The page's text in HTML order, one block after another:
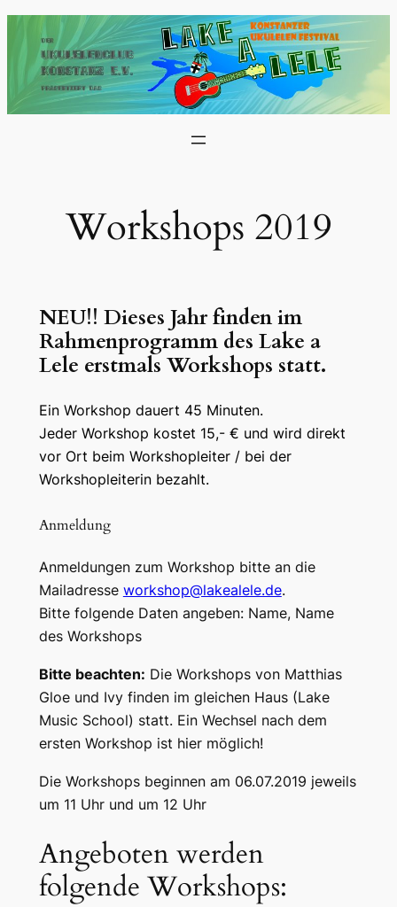
Zum
Inhalt
springen
Workshops 2019
NEU!! Dieses Jahr finden im
Rahmenprogramm des Lake a
Lele erstmals Workshops statt.
Ein Workshop dauert 45 Minuten.
Jeder Workshop kostet 15,- € und wird direkt
vor Ort beim Workshopleiter / bei der
Workshopleiterin bezahlt.
Anmeldung
Anmeldungen zum Workshop bitte an die
Mailadresse workshop@lakealele.de.
Bitte folgende Daten angeben: Name, Name
des Workshops
Bitte beachten: Die Workshops von Matthias
Gloe und Ivy finden im gleichen Haus (Lake
Music School) statt. Ein Wechsel nach dem
ersten Workshop ist hier möglich!
Die Workshops beginnen am 06.07.2019 jeweils
um 11 Uhr und um 12 Uhr
Angeboten werden
folgende Workshops: